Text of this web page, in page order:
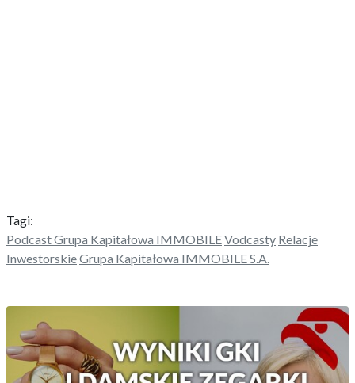
Tagi:
Podcast Grupa Kapitałowa IMMOBILEVodcasty Relacje
InwestorskieGrupa Kapitałowa IMMOBILE S.A.